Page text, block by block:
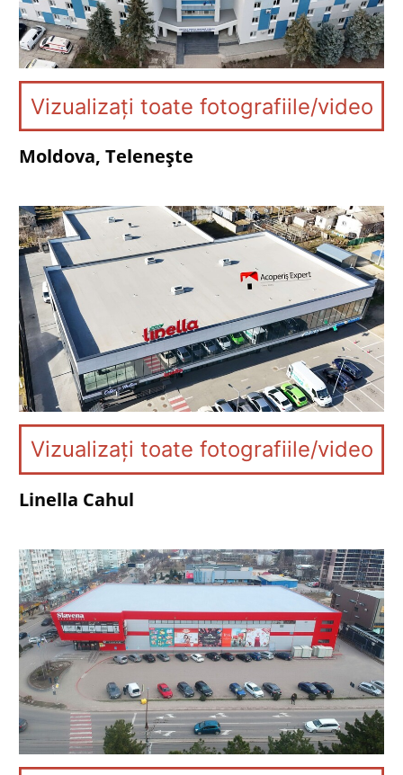
Vizualizați toate fotografiile/video
Moldova, Telenește
Vizualizați toate fotografiile/video
Linella Cahul